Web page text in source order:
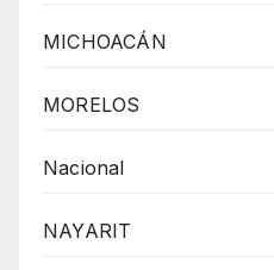
MICHOACÁN
MORELOS
Nacional
NAYARIT